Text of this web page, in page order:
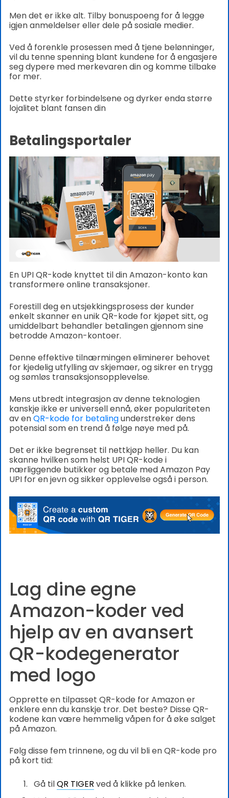
Men det er ikke alt. Tilby bonuspoeng for å legge
igjen anmeldelser eller dele på sosiale medier.
Ved å forenkle prosessen med å tjene belønninger,
vil du tenne spenning blant kundene for å engasjere
seg dypere med merkevaren din og komme tilbake
for mer.
Dette styrker forbindelsene og dyrker enda større
lojalitet blant fansen din
Betalingsportaler
En UPI QR-kode knyttet til din Amazon-konto kan
transformere online transaksjoner.
Forestill deg en utsjekkingsprosess der kunder
enkelt skanner en unik QR-kode for kjøpet sitt, og
umiddelbart behandler betalingen gjennom sine
betrodde Amazon-kontoer.
Denne effektive tilnærmingen eliminerer behovet
for kjedelig utfylling av skjemaer, og sikrer en trygg
og sømløs transaksjonsopplevelse.
Mens utbredt integrasjon av denne teknologien
kanskje ikke er universell ennå, øker populariteten
av enQR-kode for betalingunderstreker dens
potensial som en trend å følge nøye med på.
Det er ikke begrenset til nettkjøp heller. Du kan
skanne hvilken som helst UPI QR-kode i
nærliggende butikker og betale med Amazon Pay
UPI for en jevn og sikker opplevelse også i person.
Lag dine egne
Amazon-koder ved
hjelp av en avansert
QR-kodegenerator
med logo
Opprette en tilpasset QR-kode for Amazon er
enklere enn du kanskje tror. Det beste? Disse QR-
kodene kan være hemmelig våpen for å øke salget
på Amazon.
Følg disse fem trinnene, og du vil bli en QR-kode pro
på kort tid:
Gå tilQR TIGER ved å klikke på lenken.